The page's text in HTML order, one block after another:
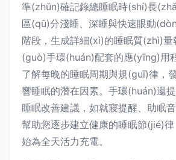
準(zhǔn)確記錄總睡眠時(shí)長
區(qū)分淺睡、深睡與快速眼動
階段，生成詳細(xì)的睡眠質(zhì)
(guò)手環(huán)配套的應(yīng)用
了解每晚的睡眠周期與規(guī)律，
響睡眠的潛在因素。手環(huán)還
睡眠改善建議，如就寢提醒、助眠
幫助您逐步建立健康的睡眠節(jié)
始為全天活力充電。